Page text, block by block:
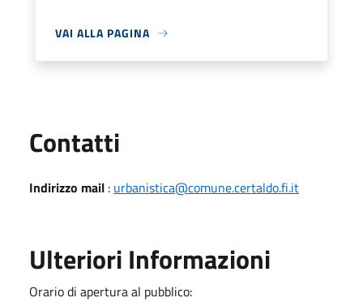
VAI ALLA PAGINA
Contatti
Indirizzo mail : urbanistica@comune.certaldo.fi.it
Ulteriori Informazioni
Orario di apertura al pubblico: